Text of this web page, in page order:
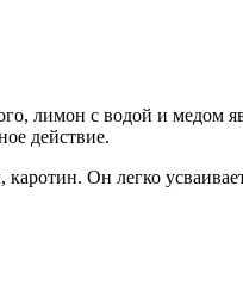
лимон с водой и медом
действие.
Он легко